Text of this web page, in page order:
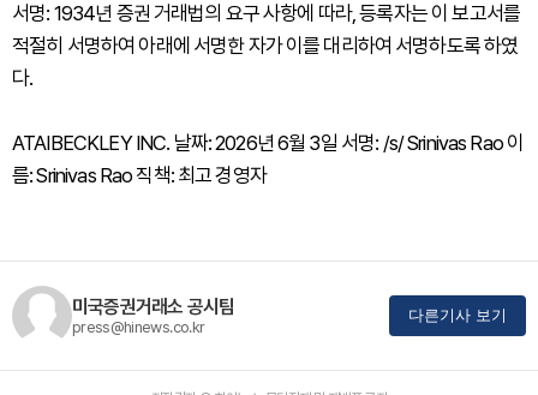
서명: 1934년 증권 거래법의 요구 사항에 따라, 등록자는 이 보고서를
적절히 서명하여 아래에 서명한 자가 이를 대리하여 서명하도록 하였
다.
ATAIBECKLEY INC. 날짜: 2026년 6월 3일 서명: /s/ Srinivas Rao 이
름: Srinivas Rao 직책: 최고 경영자
미국증권거래소 공시팀
press@hinews.co.kr
다른기사 보기